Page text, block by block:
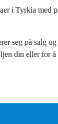
i Tyrkia med
seg på salg
din eller for